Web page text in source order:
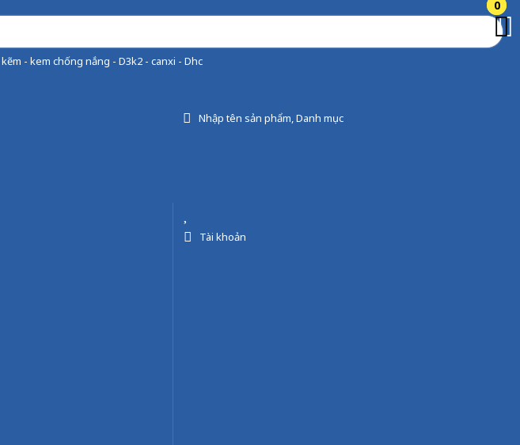
- kem chống nắng - D3k2 - canxi - Dhc
Nhập tên sản phẩm, Danh mục
0
Tài khoản
0